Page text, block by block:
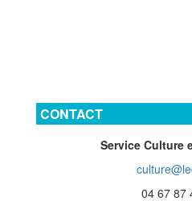
CONTACT
Service Culture
04 67 87